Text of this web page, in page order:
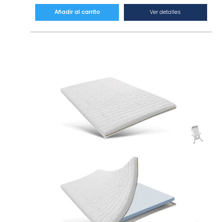
Ver detalles
núcleo HR que otorgará a tu colchón la
acogida ideal.
– Topper revesersible con capa superior de
la funda interior del núcleo que permiten
desarmar el topper y lavar las telas.
– Tratamiento en la funda que evita la
proliferación de ácaros, bacterias y hongos.
– Bandas elásticas en la parte inferior que
permiten inmovilizar el topper.
Añadir al carrito